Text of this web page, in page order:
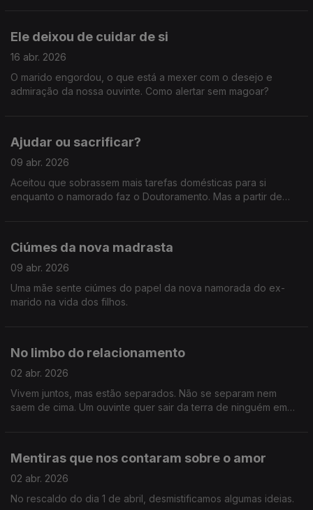
Ele deixou de cuidar de si
16 abr. 2026
O marido engordou, o que está a mexer com o desejo e
admiração da nossa ouvinte. Como alertar sem magoar?
Ajudar ou sacrificar?
09 abr. 2026
Aceitou que sobrassem mais tarefas domésticas para si
enquanto o namorado faz o Doutoramento. Mas a partir de
Ciúmes da nova madrasta
09 abr. 2026
Uma mãe sente ciúmes do papel da nova namorada do ex-
marido na vida dos filhos.
No limbo do relacionamento
02 abr. 2026
Vivem juntos, mas estão separados. Não se separam nem
saem de cima. Um ouvinte quer sair da terra de ninguém em
Mentiras que nos contaram sobre o amor
02 abr. 2026
No rescaldo do dia 1 de abril, desmistificamos algumas ideias.